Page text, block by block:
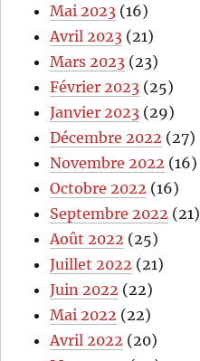
Mai 2023 (16)
Avril 2023 (21)
Mars 2023 (23)
Février 2023 (25)
Janvier 2023 (29)
Décembre 2022 (27)
Novembre 2022 (16)
Octobre 2022 (16)
Septembre 2022 (21)
Août 2022 (25)
Juillet 2022 (21)
Juin 2022 (22)
Mai 2022 (22)
Avril 2022 (20)